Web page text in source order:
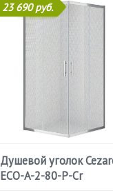
23 690 руб.
Душевой уголок
ECO-A-2-80-P-Cr